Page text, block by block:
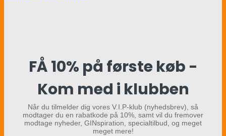
FÅ 10% på første køb -
Kom med i klubben
Når du tilmelder dig vores V.I.P-klub (nyhedsbrev), så
modtager du en rabatkode på 10%, samt vil du fremover
modtage nyheder, GINspiration, specialtilbud, og meget
meget mere!